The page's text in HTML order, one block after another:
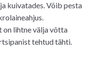
kuivatades. Võib pesta
lihtne välja võtta
tehtud tähti.